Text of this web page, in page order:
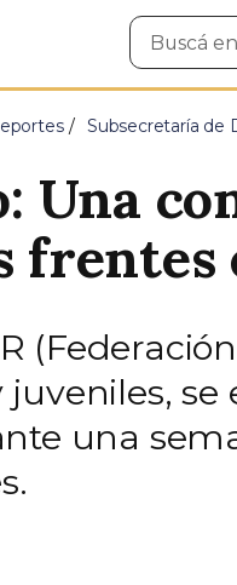
Buscar
en
Subsecretaría de
Una
una